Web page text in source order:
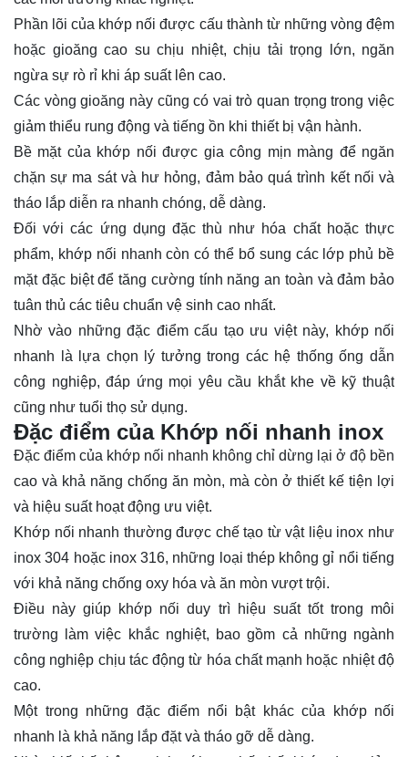
Phần lõi của khớp nối được cấu thành từ những vòng đệm
hoặc gioăng cao su chịu nhiệt, chịu tải trọng lớn, ngăn
ngừa sự rò rỉ khi áp suất lên cao.
Các vòng gioăng này cũng có vai trò quan trọng trong việc
giảm thiểu rung động và tiếng ồn khi thiết bị vận hành.
Bề mặt của khớp nối được gia công mịn màng để ngăn
chặn sự ma sát và hư hỏng, đảm bảo quá trình kết nối và
tháo lắp diễn ra nhanh chóng, dễ dàng.
Đối với các ứng dụng đặc thù như hóa chất hoặc thực
phẩm, khớp nối nhanh còn có thể bổ sung các lớp phủ bề
mặt đặc biệt để tăng cường tính năng an toàn và đảm bảo
tuân thủ các tiêu chuẩn vệ sinh cao nhất.
Nhờ vào những đặc điểm cấu tạo ưu việt này, khớp nối
nhanh là lựa chọn lý tưởng trong các hệ thống ống dẫn
công nghiệp, đáp ứng mọi yêu cầu khắt khe về kỹ thuật
cũng như tuổi thọ sử dụng.
Đặc điểm của Khớp nối nhanh inox
Đặc điểm của khớp nối nhanh không chỉ dừng lại ở độ bền
cao và khả năng chống ăn mòn, mà còn ở thiết kế tiện lợi
và hiệu suất hoạt động ưu việt.
Khớp nối nhanh thường được chế tạo từ vật liệu inox như
inox 304 hoặc inox 316, những loại thép không gỉ nổi tiếng
với khả năng chống oxy hóa và ăn mòn vượt trội.
Điều này giúp khớp nối duy trì hiệu suất tốt trong môi
trường làm việc khắc nghiệt, bao gồm cả những ngành
công nghiệp chịu tác động từ hóa chất mạnh hoặc nhiệt độ
cao.
Một trong những đặc điểm nổi bật khác của khớp nối
nhanh là khả năng lắp đặt và tháo gỡ dễ dàng.